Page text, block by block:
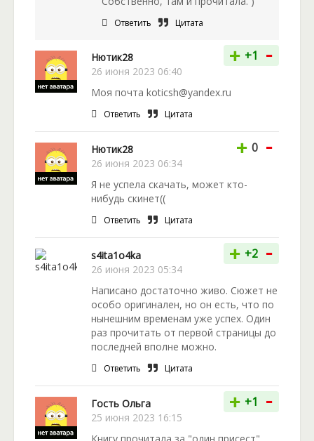
Ответить Цитата
Нютик28
26 июня 2023 06:40
+ +1 -
Моя почта koticsh@yandex.ru
Ответить Цитата
Нютик28
26 июня 2023 06:34
+ 0 -
Я не успела скачать, может кто-
нибудь скинет((
Ответить Цитата
s4ita1o4ka
26 июня 2023 05:34
+ +2 -
Написано достаточно живо. Сюжет не
особо оригинален, но он есть, что по
нынешним временам уже успех. Один
раз прочитать от первой страницы до
последней вполне можно.
Ответить Цитата
Гость Ольга
25 июня 2023 16:15
+ +1 -